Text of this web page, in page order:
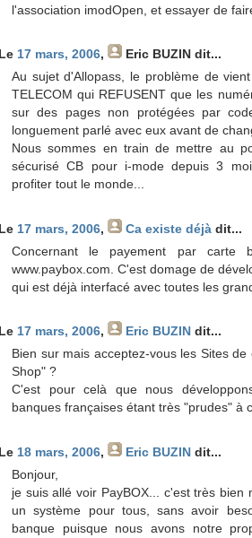
l'association imodOpen, et essayer de
Le 17 mars, 2006, Eric BUZIN dit...
Au sujet d'Allopass, le problème de
TELECOM qui REFUSENT que les
sur des pages non protégées par
longuement parlé avec eux avant de
Nous sommes en train de mettre au
sécurisé CB pour i-mode depuis 3
profiter tout le monde...
Le 17 mars, 2006, Ca existe déjà dit...
Concernant le payement par carte
www.paybox.com. C'est domage de
qui est déjà interfacé avec toutes les
Le 17 mars, 2006, Eric BUZIN dit...
Bien sur mais acceptez-vous les Sites
Shop" ?
C'est pour celà que nous
banques françaises étant très "prudes" à
Le 18 mars, 2006, Eric BUZIN dit...
Bonjour,
je suis allé voir PayBOX... c'est très bien
un système pour tous, sans avoir
banque puisque nous avons notre